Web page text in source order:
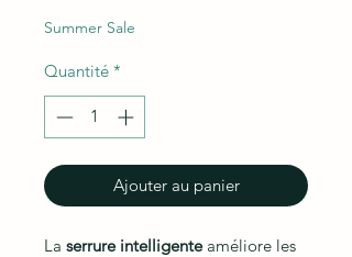
Summer Sale
Quantité *
Ajouter au panier
La serrure intelligenteaméliore les